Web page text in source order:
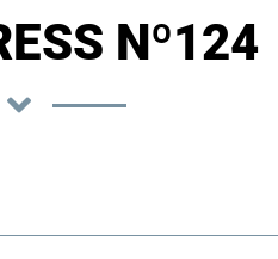
Nº124